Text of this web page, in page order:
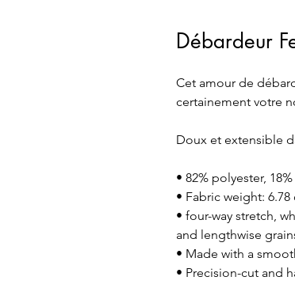
Débardeur
Cet amour de
certainement votre
Doux et extensible
• 82% polyester,
• Fabric weight: 6.78
• four-way stretch,
and lengthwise
• Made with a
• Precision-cut and